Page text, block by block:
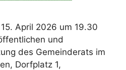
April 2026 um 19.30
und
des Gemeinderats im
Dorfplatz 1,